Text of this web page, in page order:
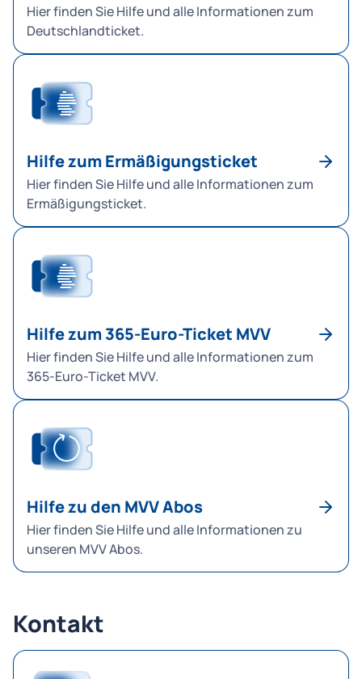
Hier finden Sie Hilfe und alle Informationen zum
Deutschlandticket.
Hilfe zum Ermäßigungsticket
Hier finden Sie Hilfe und alle Informationen zum
Ermäßigungsticket.
Hilfe zum 365-Euro-Ticket MVV
Hier finden Sie Hilfe und alle Informationen zum
365-Euro-Ticket MVV.
Hilfe zu den MVV Abos
Hier finden Sie Hilfe und alle Informationen zu
unseren MVV Abos.
Kontakt